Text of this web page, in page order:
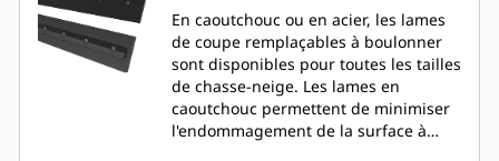
qui utilisent une attache de type
chargeur compact rigide.
En caoutchouc ou en acier, les lames
de coupe remplaçables à boulonner
sont disponibles pour toutes les tailles
de chasse-neige. Les lames en
caoutchouc permettent de minimiser
l'endommagement de la surface à